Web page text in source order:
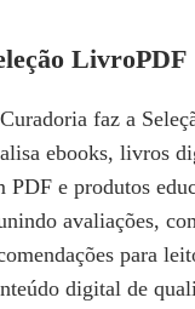
LivroPDF
faz a
ebooks, livros
PDF e produtos
avaliações,
para
digital de